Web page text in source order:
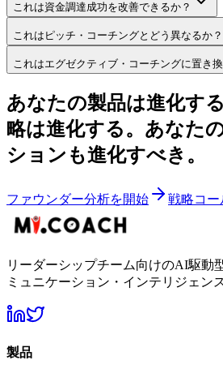
これは資金調達成功を改善できるか？
これはピッチ・コーチングとどう異なるか？
これはエグゼクティブ・コーチングに置き
あなたの製品は進化す
略は進化する。あなた
ションも進化すべき。
ファウンダー分析を開始 戦略コー
リーダーシップチーム向けのAI駆動
ミュニケーション・インテリジェンス
製品